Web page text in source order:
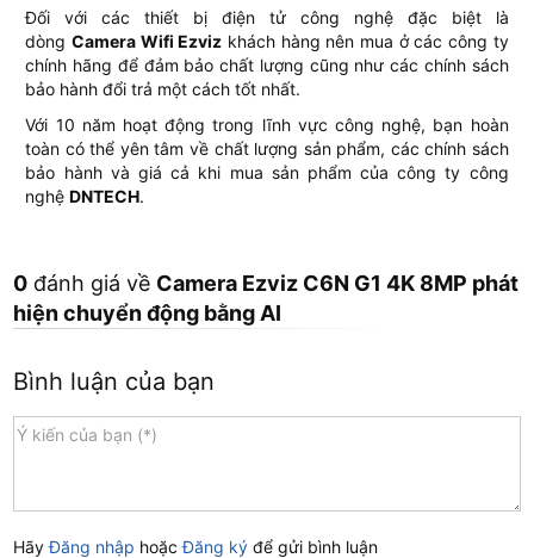
Đối với các thiết bị điện tử công nghệ đặc biệt là
dòng Camera Wifi Ezviz khách hàng nên mua ở các công ty
chính hãng để đảm bảo chất lượng cũng như các chính sách
bảo hành đổi trả một cách tốt nhất.
Với 10 năm hoạt động trong lĩnh vực công nghệ, bạn hoàn
toàn có thể yên tâm về chất lượng sản phẩm, các chính sách
bảo hành và giá cả khi mua sản phẩm của công ty công
nghệDNTECH.
0 đánh giá về Camera Ezviz C6N G1 4K 8MP phát
hiện chuyển động bằng AI
Bình luận của bạn
HãyĐăng nhập hoặcĐăng ký để gửi bình luận